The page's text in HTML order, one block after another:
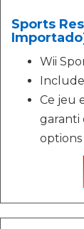
Sports
Wii
Ce jeu
garanti